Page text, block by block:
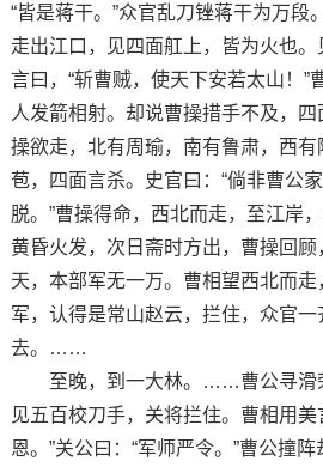
“皆是蒋干。”众官乱刀锉蒋干为万段
走出江口，见四面舡上，皆为火也
言曰，“斩曹贼，使天下安若太山！”
人发箭相射。却说曹操措手不及，
操欲走，北有周瑜，南有鲁肃，西
苞，四面言杀。史官曰：“倘非曹公
脱。”曹操得命，西北而走，至江岸
黄昏火发，次日斋时方出，曹操回
天，本部军无一万。曹相望西北而
军，认得是常山赵云，拦住，众官
去。……
至晚，到一大林。……曹公寻滑荣
见五百校刀手，关将拦住。曹相用美
恩。”关公曰：“军师严令。”曹公撞